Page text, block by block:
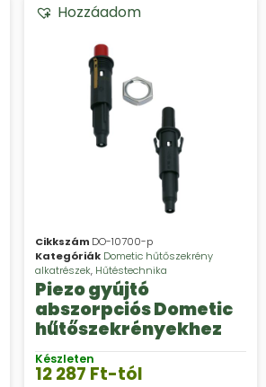
Hozzáadom
Cikkszám DO-10700-p
Kategóriák Dometic hűtőszekrény
alkatrészek, Hűtéstechnika
Piezo gyújtó
abszorpciós Dometic
hűtőszekrényekhez
Készleten
12 287 Ft-tól